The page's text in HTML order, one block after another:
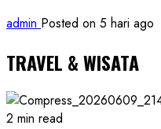
admin Posted on 5 hari ago
TRAVEL & WISATA
2 min read